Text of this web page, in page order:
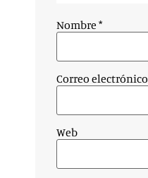
Nombre *
Correo electrónico
Web